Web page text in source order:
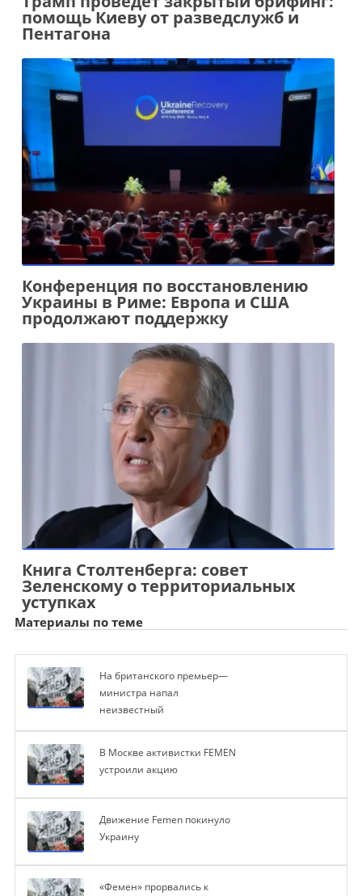
помощь Киеву от разведслужб и
Пентагона
Конференция по восстановлению
Украины в Риме: Европа и США
продолжают поддержку
Книга Столтенберга: совет
Зеленскому о территориальных
уступках
Материалы по теме
На британского премьер—
министра напал
неизвестный
В Москве активистки FEMEN
устроили акцию
Движение Femen покинуло
Украину
«Фемен» прорвались к